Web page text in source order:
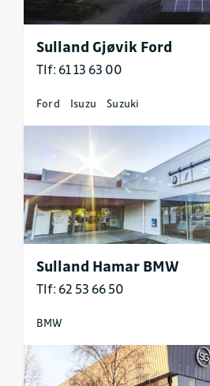
Sulland Gjøvik Ford
Tlf: 61 13 63 00
Ford Isuzu Suzuki
Sulland Hamar BMW
Tlf: 62 53 66 50
BMW